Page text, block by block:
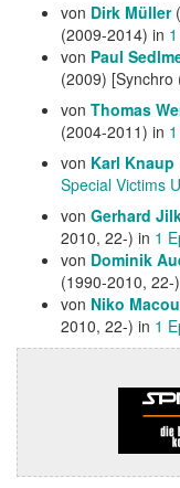
von Dirk Müller
(2009-2014) in
von Paul
(2009) [Synchro
von Thomas
(2004-2011) in
von Karl Knaup
Special Victims
von Gerhard
2010, 22-) in 1
von Dominik
(1990-2010, 22-
von Niko
2010, 22-) in 1